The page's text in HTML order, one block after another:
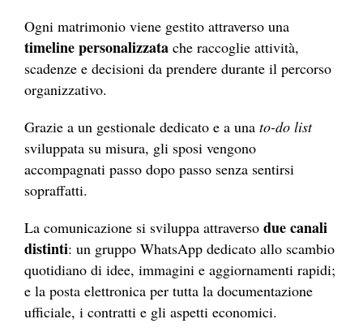
Ogni matrimonio viene gestito attraverso una
timeline personalizzata che raccoglie attività,
scadenze e decisioni da prendere durante il percorso
organizzativo.
Grazie a un gestionale dedicato e a una to-do list
sviluppata su misura, gli sposi vengono
accompagnati passo dopo passo senza sentirsi
sopraffatti.
La comunicazione si sviluppa attraverso due canali
distinti: un gruppo WhatsApp dedicato allo scambio
quotidiano di idee, immagini e aggiornamenti rapidi;
e la posta elettronica per tutta la documentazione
ufficiale, i contratti e gli aspetti economici.